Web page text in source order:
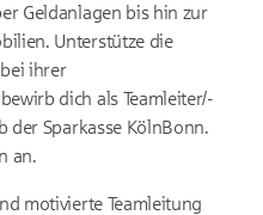
Geldanlagen bis hin zur
Unterstütze die
ihrer
dich als Teamleiter/-
der Sparkasse KölnBonn.
an.
motivierte Teamleitung